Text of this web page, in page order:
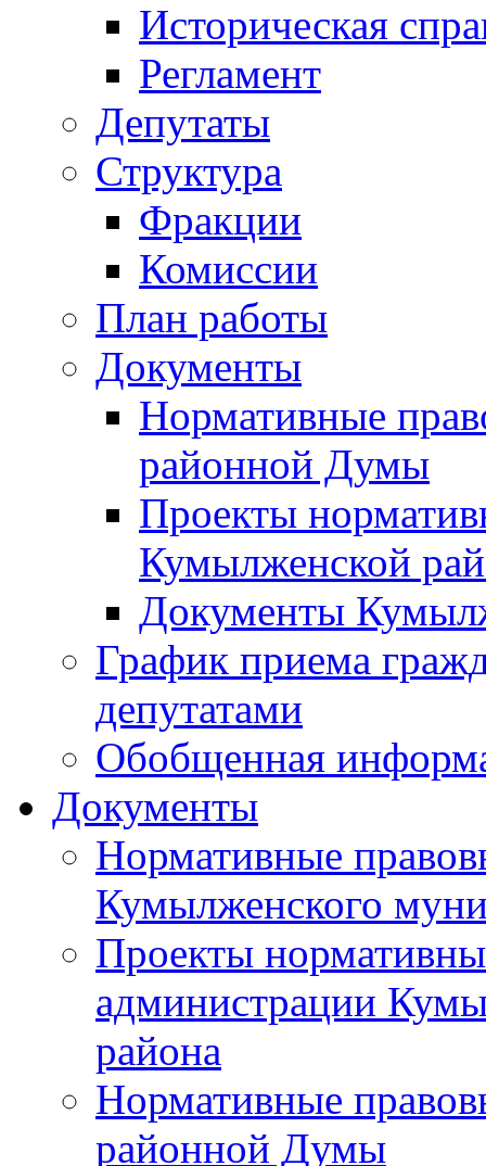
Историческая
Регламент
Депутаты
Структура
Фракции
Комиссии
План работы
Документы
Нормативные
районной Думы
Проекты
Кумылженской
Документы
График приема
депутатами
Обобщенная
Документы
Нормативные
Кумылженского
Проекты
администрации
района
Нормативные
районной Думы